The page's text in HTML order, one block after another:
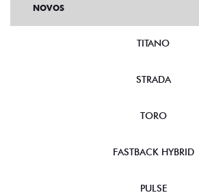
NOVOS
TITANO
STRADA
TORO
FASTBACK HYBRID
PULSE